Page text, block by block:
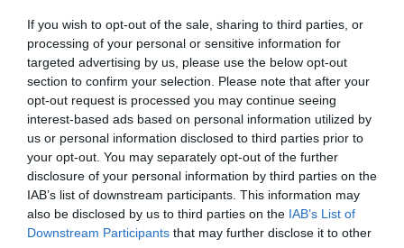
If you wish to opt-out of the sale, sharing to third parties, or
processing of your personal or sensitive information for
targeted advertising by us, please use the below opt-out
section to confirm your selection. Please note that after your
opt-out request is processed you may continue seeing
interest-based ads based on personal information utilized by
us or personal information disclosed to third parties prior to
your opt-out. You may separately opt-out of the further
disclosure of your personal information by third parties on the
IAB’s list of downstream participants. This information may
also be disclosed by us to third parties on the IAB’s List of
Downstream Participants that may further disclose it to other
Csontváry Kosztka Tivadar: A Keleti pályaudvar
éjjel (1902)
Wikimedia Commons
Ennek megfelelően, ahogy Európában
elterjedt a vasút és ezzel a diplomáciai
látogatások is egyre gyakoribbá váltak, a
Keleti vált a legfontosabb delegációk első
számú magyarországi célállomásává. Ilyen